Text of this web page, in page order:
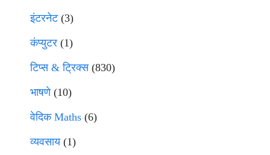
इंटरनेट(3)
कंप्युटर (1)
टिप्स & ट्रिक्स(830)
भाषणे(10)
वेदिक Maths (6)
व्यवसाय(1)